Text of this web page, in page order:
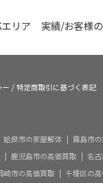
リア 実績/お客様
ー /特定商取引に基づく表記
姶良市の家屋解体 霧島市
鹿児島市の高価買取 名
崎市の高価買取 千種区の